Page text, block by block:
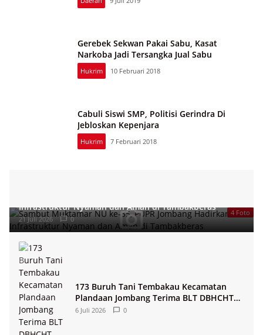
Gerebek Sekwan Pakai Sabu, Kasat
Narkoba Jadi Tersangka Jual Sabu
Hukrim 10 Februari 2018
Cabuli Siswi SMP, Politisi Gerindra Di
Jebloskan Kepenjara
Hukrim 7 Februari 2018
4 Foto
Infrastruktur Nyaman dan Aman di Tambakberas
21 Juli 2026 0
173 Buruh Tani Tembakau Kecamatan
Plandaan Jombang Terima BLT DBHCHT
2026
6 Juli 2026 0